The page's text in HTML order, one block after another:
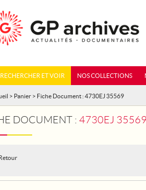
RECHERCHER ET VOIR NOS COLLECTIONS
> Panier > Fiche Document : 4730EJ 35569
DOCUMENT : 4730EJ 35569